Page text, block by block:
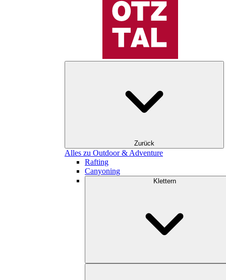
Zurück
Alles zu Outdoor & Adventure
Rafting
Canyoning
Klettern